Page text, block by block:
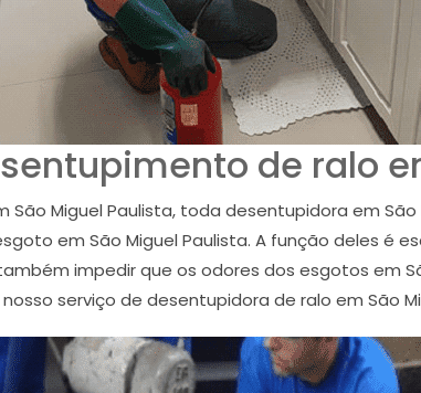
de ralo
Miguel Paulista, toda desentupidora em
em São Miguel Paulista. A função deles é
impedir que os odores dos esgotos em
serviço de desentupidora de ralo em São